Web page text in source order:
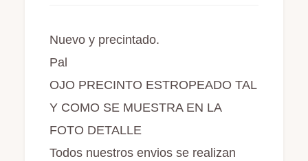
Nuevo y precintado.
Pal
OJO PRECINTO ESTROPEADO TAL
Y COMO SE MUESTRA EN LA
FOTO DETALLE
Todos nuestros envios se realizan